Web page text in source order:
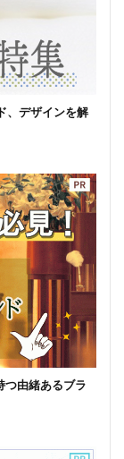
、デザインを解
つ由緒あるブラ